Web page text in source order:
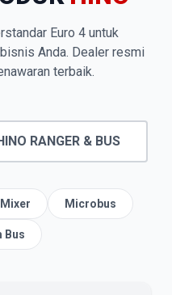
Euro 4 untuk
Anda. Dealer resmi
terbaik.
RANGER & BUS
Mixer Microbus
Bus